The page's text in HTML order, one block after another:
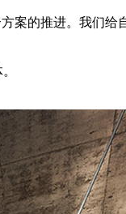
案的推进。我们